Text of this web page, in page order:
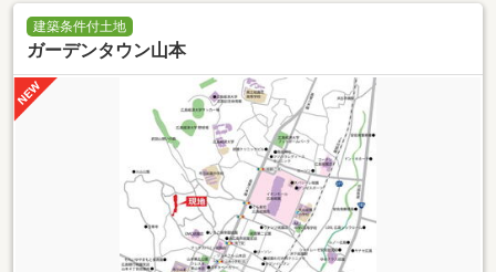
建築条件付土地
ガーデンタウン山本